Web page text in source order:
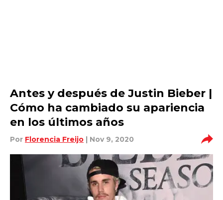
Antes y después de Justin Bieber |
Cómo ha cambiado su apariencia
en los últimos años
Por Florencia Freijo | Nov 9, 2020